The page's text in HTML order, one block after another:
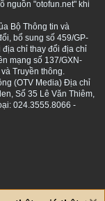
nguồn "otofun.net" khi
Bộ Thông tin và
bổ sung số 459/GP-
địa chỉ thay đổi địa chỉ
mạng số 137/GXN-
Truyền thông.
(OTV Media) Địa chỉ
Số 35 Lê Văn Thiêm,
024.3555.8066 -